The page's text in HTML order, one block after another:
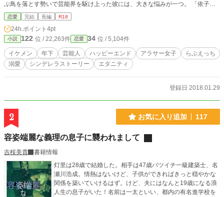
ぶ鳥を落とす勢いで芸能界を駆け上った彼には、大きな悩みが一つ。 「依子さ
んのせいで俺、いまだに童貞なんだけど……」 責任を取ることになったマネー
ジャーのお話。
恋愛 完結 長編 R18
24h.ポイント 4pt
小説 122 位 / 22,263件 恋愛 34 位 / 5,104件
イケメン 年下 芸能人 ハッピーエンド アラサー女子
らぶえっち
溺愛
シンデレラストーリー エタニティ
登録日 2018.01.29
2 お気に入り追加 117
容姿端麗な義理の息子に襲われまして
吉桜美貴
書籍情報
灯里は28歳で結婚した。相手は47歳バツイチ一級建築士、名
瀬川浩成。情熱はないけど、子供ができればきっと穏やかな
関係を築いていけるはず。けど、夫にはなんと19歳になる浪
人生の息子がいた！名前は一太といい、都内の有名進学校を